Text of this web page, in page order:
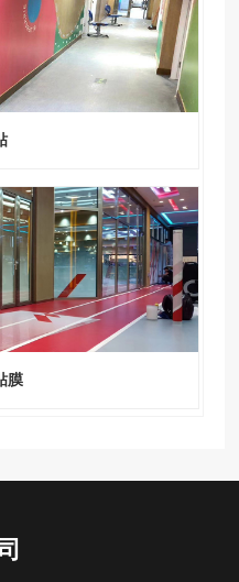
膜